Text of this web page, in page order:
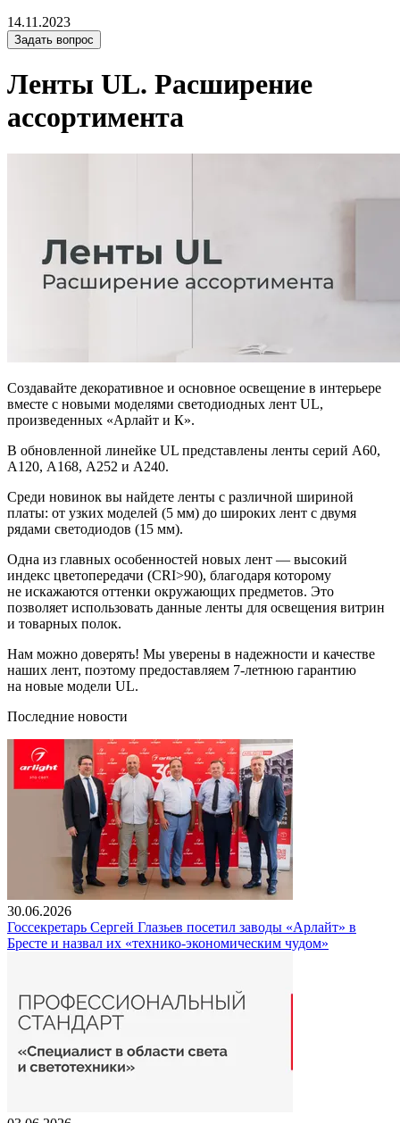
14.11.2023
Задать вопрос
Ленты UL. Расширение
ассортимента
Создавайте декоративное и основное освещение в интерьере
вместе с новыми моделями светодиодных лент UL,
произведенных «Арлайт и К».
В обновленной линейке UL представлены ленты серий А60,
А120, А168, А252 и А240.
Среди новинок вы найдете ленты с различной шириной
платы: от узких моделей (5 мм) до широких лент с двумя
рядами светодиодов (15 мм).
Одна из главных особенностей новых лент — высокий
индекс цветопередачи (CRI>90), благодаря которому
не искажаются оттенки окружающих предметов. Это
позволяет использовать данные ленты для освещения витрин
и товарных полок.
Нам можно доверять! Мы уверены в надежности и качестве
наших лент, поэтому предоставляем 7-летнюю гарантию
на новые модели UL.
Последние новости
30.06.2026
Госсекретарь Сергей Глазьев посетил заводы «Арлайт» в
Бресте и назвал их «технико-экономическим чудом»